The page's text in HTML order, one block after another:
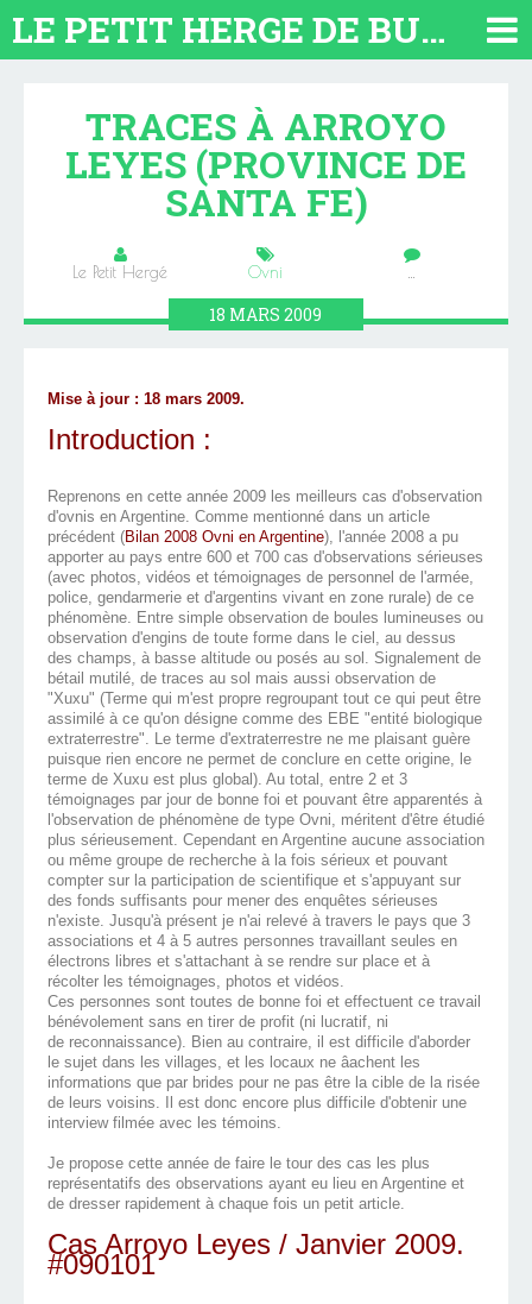
LE PETIT HERGE DE BUENOS AIRES 2026. TOUT SUR L'ARGENTINE
TRACES À ARROYO
LEYES (PROVINCE DE
SANTA FE)
Le Petit Hergé Ovni …
18 MARS2009
Mise à jour : 18 mars 2009.
Introduction :
Reprenons en cette année 2009 les meilleurs cas d'observation
d'ovnis en Argentine. Comme mentionné dans un article
précédent (Bilan 2008 Ovni en Argentine), l'année 2008 a pu
apporter au pays entre 600 et 700 cas d'observations sérieuses
(avec photos, vidéos et témoignages de personnel de l'armée,
police, gendarmerie et d'argentins vivant en zone rurale) de ce
phénomène. Entre simple observation de boules lumineuses ou
observation d'engins de toute forme dans le ciel, au dessus
des champs, à basse altitude ou posés au sol. Signalement de
bétail mutilé, de traces au sol mais aussi observation de
"Xuxu" (Terme qui m'est propre regroupant tout ce qui peut être
assimilé à ce qu'on désigne comme des EBE "entité biologique
extraterrestre". Le terme d'extraterrestre ne me plaisant guère
puisque rien encore ne permet de conclure en cette origine, le
terme de Xuxu est plus global). Au total, entre 2 et 3
témoignages par jour de bonne foi et pouvant être apparentés à
l'observation de phénomène de type Ovni, méritent d'être étudié
plus sérieusement. Cependant en Argentine aucune association
ou même groupe de recherche à la fois sérieux et pouvant
compter sur la participation de scientifique et s'appuyant sur
des fonds suffisants pour mener des enquêtes sérieuses
n'existe. Jusqu'à présent je n'ai relevé à travers le pays que 3
associations et 4 à 5 autres personnes travaillant seules en
électrons libres et s'attachant à se rendre sur place et à
récolter les témoignages, photos et vidéos.
Ces personnes sont toutes de bonne foi et effectuent ce travail
bénévolement sans en tirer de profit (ni lucratif, ni
de reconnaissance). Bien au contraire, il est difficile d'aborder
le sujet dans les villages, et les locaux ne âachent les
informations que par brides pour ne pas être la cible de la risée
de leurs voisins. Il est donc encore plus difficile d'obtenir une
interview filmée avec les témoins.
Je propose cette année de faire le tour des cas les plus
représentatifs des observations ayant eu lieu en Argentine et
de dresser rapidement à chaque fois un petit article.
Cas Arroyo Leyes / Janvier 2009.
#090101